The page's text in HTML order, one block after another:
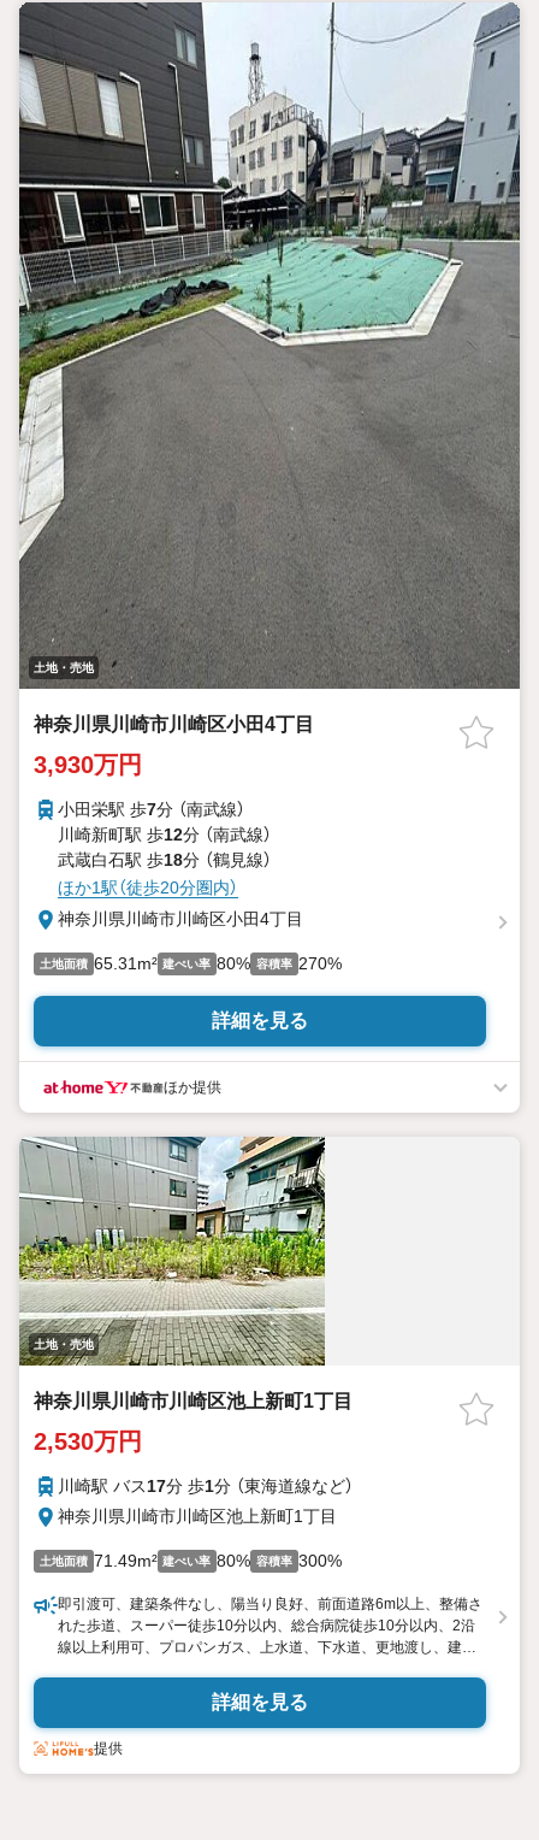
土地・売地
神奈川県川崎市川崎区小田4丁目
3,930万円
小田栄駅 歩7分 （南武線）
川崎新町駅 歩12分 （南武線）
武蔵白石駅 歩18分 （鶴見線）
ほか1駅（徒歩20分圏内）
神奈川県川崎市川崎区小田4丁目
土地面積 65.31m² 建ぺい率 80% 容積率 270%
詳細を見る
ほか提供
土地・売地
神奈川県川崎市川崎区池上新町1丁目
2,530万円
川崎駅 バス17分 歩1分 （東海道線など）
神奈川県川崎市川崎区池上新町1丁目
土地面積 71.49m² 建ぺい率 80% 容積率 300%
即引渡可、建築条件なし、陽当り良好、前面道路6m以上、整備さ
れた歩道、スーパー徒歩10分以内、総合病院徒歩10分以内、2沿
線以上利用可、プロパンガス、上水道、下水道、更地渡し、建物
詳細を見る
提供